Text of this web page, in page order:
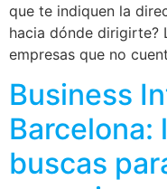
que te indiquen la
hacia dónde dirigirte?
empresas que no
Business
Barcelona:
buscas